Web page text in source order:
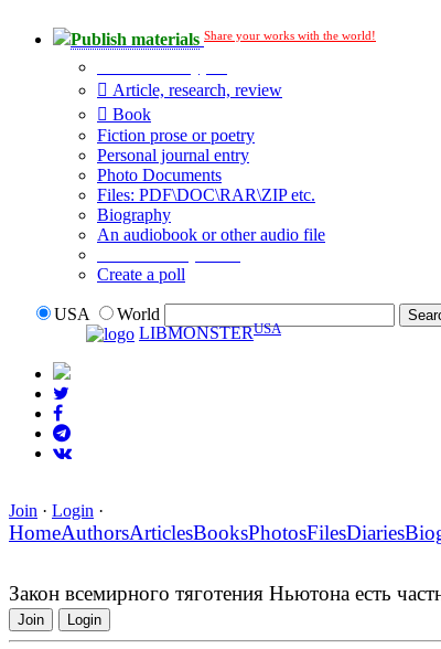
Publish materials Share your works with the world!
Article, research, review
Book
Fiction prose or poetry
Personal journal entry
Photo Documents
Files: PDF\DOC\RAR\ZIP etc.
Biography
An audiobook or other audio file
Create a poll
USA
World
LIBMONSTERUSA
Join · Login ·
HomeAuthorsArticlesBooksPhotosFilesDiaries
Закон всемирного тяготения Ньютона есть
Join Login